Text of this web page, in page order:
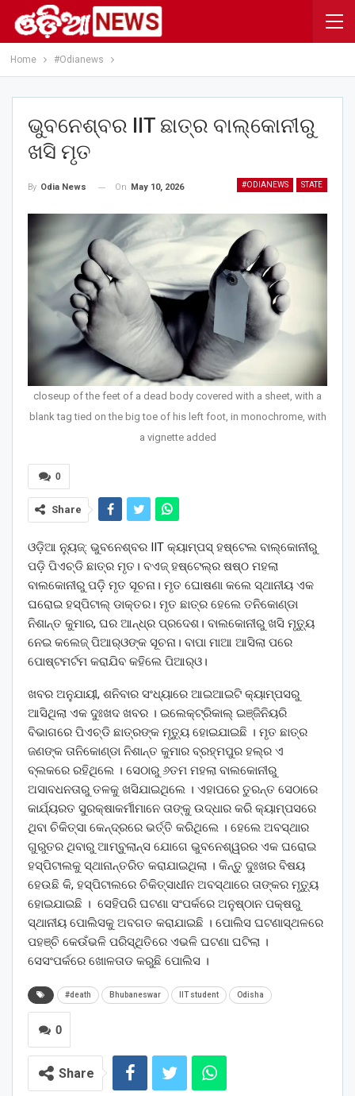
Home #Odianews
ଭୁବନେଶ୍ବର IIT ଛାତ୍ର ବାଲ୍‌କୋନୀରୁ
ଖସି ମୃତ
#ODIANEWS STATE
By Odia News On May 10, 2026
closeup of the feet of a dead body covered with a sheet, with a
blank tag tied on the big toe of his left foot, in monochrome, with
a vignette added
0
Share
ଓଡ଼ିଆ ନ୍ୟୁଜ୍: ଭୁବନେଶ୍ବର IIT କ୍ୟାମ୍ପସ୍‌ ହଷ୍ଟେଲ ବାଲ୍‌କୋନୀରୁ
ପଡ଼ି ପିଏଚ୍‌ଡି ଛାତ୍ର ମୃତ। ବଏଜ୍‌ ହଷ୍ଟେଲ୍‌ର ଷଷ୍ଠ ମହଲା
ବାଲକୋନୀରୁ ପଡ଼ି ମୃତ ସୂଚନା। ମୃତ ଘୋଷଣା କଲେ ସ୍ଥାନୀୟ ଏକ
ଘରୋଇ ହସ୍ପିଟାଲ୍‌ ଡାକ୍ତର। ମୃତ ଛାତ୍ର ହେଲେ ତନିକୋଣ୍ଡା
ନିଶାନ୍ତ କୁମାର, ଘର ଆନ୍ଧ୍ର ପ୍ରଦେଶ। ବାଲକୋନୀରୁ ଖସି ମୃତ୍ୟୁ
ନେଇ କଲେଜ୍‌ ପିଆର୍‌ଓଙ୍କ ସୂଚନା। ବାପା ମାଆ ଆସିଲା ପରେ
ପୋଷ୍ଟମର୍ଟମ କରାଯିବ କହିଲେ ପିଆର୍‌ଓ।
ଖବର ଅନୁଯାୟୀ, ଶନିବାର ସଂଧ୍ୟାରେ ଆଇଆଇଟି କ୍ୟାମ୍ପସରୁ
ଆସିଥିଲା ଏକ ଦୁଃଖଦ ଖବର । ଇଲେକ୍ଟ୍ରିକାଲ୍‌ ଇଞ୍ଜିନିୟରି
ବିଭାଗରେ ପିଏଚ୍‌ଡି ଛାତ୍ରଙ୍କ ମୃତ୍ୟୁ ହୋଇଯାଇଛି । ମୃତ ଛାତ୍ର
ଜଣଙ୍କ ତାନିକୋଣ୍ଡା ନିଶାନ୍ତ କୁମାର ବ୍ରହ୍ମପୁର ହଲ୍‌ର ଏ
ବ୍ଲକରେ ରହିଥିଲେ । ସେଠାରୁ ୬ତମ ମହଲା ବାଲକୋନୀରୁ
ଅସାବଧନତାରୁ ତଳକୁ ଖସିଯାଇଥିଲେ । ଏହାପରେ ତୁରନ୍ତ ସେଠାରେ
କାର୍ଯ୍ୟରତ ସୁରକ୍ଷାକର୍ମୀମାନେ ତାଙ୍କୁ ଉଦ୍ଧାର କରି କ୍ୟାମ୍ପସରେ
ଥିବା ଚିକିତ୍ସା କେନ୍ଦ୍ରରେ ଭର୍ତ୍ତି କରିଥିଲେ । ହେଲେ ଅବସ୍ଥାର
ଗୁରୁତର ଥିବାରୁ ଆମ୍ବୁଲାନ୍ସ ଯୋଗେ ଭୁବନେଶ୍ୱରର ଏକ ଘରୋଇ
ହସ୍ପିଟାଲକୁ ସ୍ଥାନାନ୍ତରିତ କରାଯାଇଥିଲା । କିନ୍ତୁ ଦୁଃଖର ବିଷୟ
ହେଉଛି କି, ହସ୍ପିଟାଲରେ ଚିକିତ୍ସାଧୀନ ଅବସ୍ଥାରେ ତାଙ୍କର ମୃତ୍ୟୁ
ହୋଇଯାଇଛି । ସେହିପରି ଘଟଣା ସଂପର୍କରେ ଅନୁଷ୍ଠାନ ପକ୍ଷରୁ
ସ୍ଥାନୀୟ ପୋଲିସକୁ ଅବଗତ କରାଯାଇଛି । ପୋଲିସ ଘଟଣାସ୍ଥଳରେ
ପହଞ୍ଚି କେଉଁଭଳି ପରିସ୍ଥିତିରେ ଏଭଳି ଘଟଣା ଘଟିଲା ।
ସେସଂପର୍କରେ ଖୋଳତାଡ କରୁଛି ପୋଲିସ ।
#death Bhubaneswar IIT student Odisha
0
Share